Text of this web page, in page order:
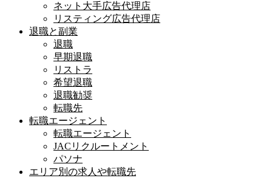
ネット大手広告代理店
リスティング広告代理店
退職と副業
退職
早期退職
リストラ
希望退職
退職勧奨
転職先
転職エージェント
転職エージェント
JACリクルートメント
パソナ
エリア別の求人や転職先